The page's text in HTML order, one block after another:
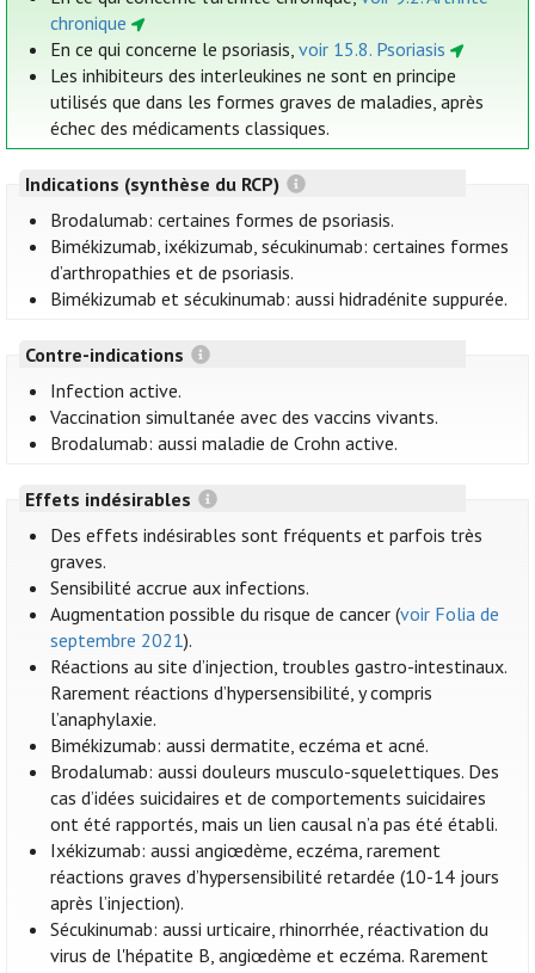
chronique
En ce qui concerne le psoriasis,voir 15.8. Psoriasis
Les inhibiteurs des interleukines ne sont en principe
utilisés que dans les formes graves de maladies, après
échec des médicaments classiques.
Indications (synthèse du RCP)
Brodalumab: certaines formes de psoriasis.
Bimékizumab, ixékizumab, sécukinumab: certaines formes
d’arthropathies et de psoriasis.
Bimékizumab et sécukinumab: aussi hidradénite suppurée.
Contre-indications
Infection active.
Vaccination simultanée avec des vaccins vivants.
Brodalumab: aussi maladie de Crohn active.
Effets indésirables
Des effets indésirables sont fréquents et parfois très
graves.
Sensibilité accrue aux infections.
Augmentation possible du risque de cancer (voir Folia de
septembre 2021).
Réactions au site d’injection, troubles gastro-intestinaux.
Rarement réactions d’hypersensibilité, y compris
l’anaphylaxie.
Bimékizumab: aussi dermatite, eczéma et acné.
Brodalumab: aussi douleurs musculo-squelettiques. Des
cas d’idées suicidaires et de comportements suicidaires
ont été rapportés, mais un lien causal n’a pas été établi.
Ixékizumab: aussi angiœdème, eczéma, rarement
réactions graves d’hypersensibilité retardée (10-14 jours
après l’injection).
Sécukinumab: aussi urticaire, rhinorrhée, réactivation du
virus de l'hépatite B, angiœdème et eczéma. Rarement